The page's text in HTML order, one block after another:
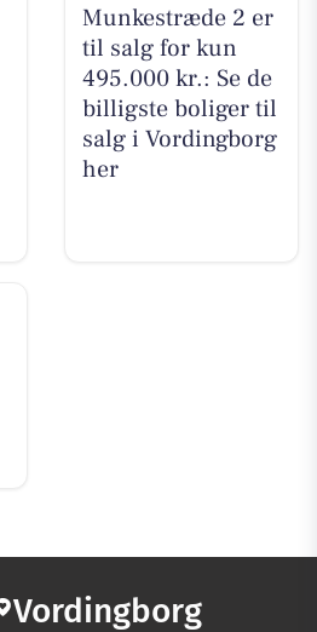
Munkestræde 2 er
til salg for kun
495.000 kr.: Se de
billigste boliger til
salg i Vordingborg
her
Vordingborg